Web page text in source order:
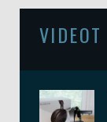
VIDEOT